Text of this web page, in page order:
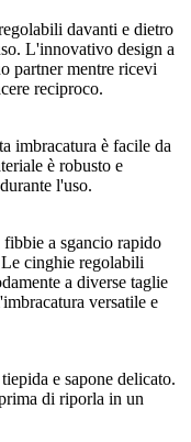
davanti e dietro
L'innovativo design a
partner mentre ricevi
reciproco.
imbracatura è facile da
è robusto e
l'uso.
a sgancio rapido
cinghie regolabili
a diverse taglie
versatile e
e sapone delicato.
di riporla in un